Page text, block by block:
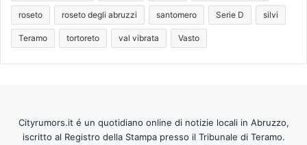
roseto roseto degli abruzzi santomero Serie D silvi
Teramo tortoreto val vibrata Vasto
Cityrumors.it é un quotidiano online di notizie locali in Abruzzo,
iscritto al Registro della Stampa presso il Tribunale di Teramo.